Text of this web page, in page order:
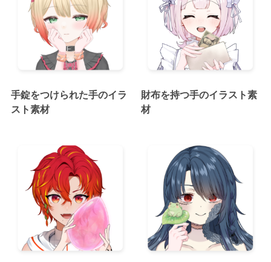
手錠をつけられた手のイラ
スト素材
財布を持つ手のイラスト素
材